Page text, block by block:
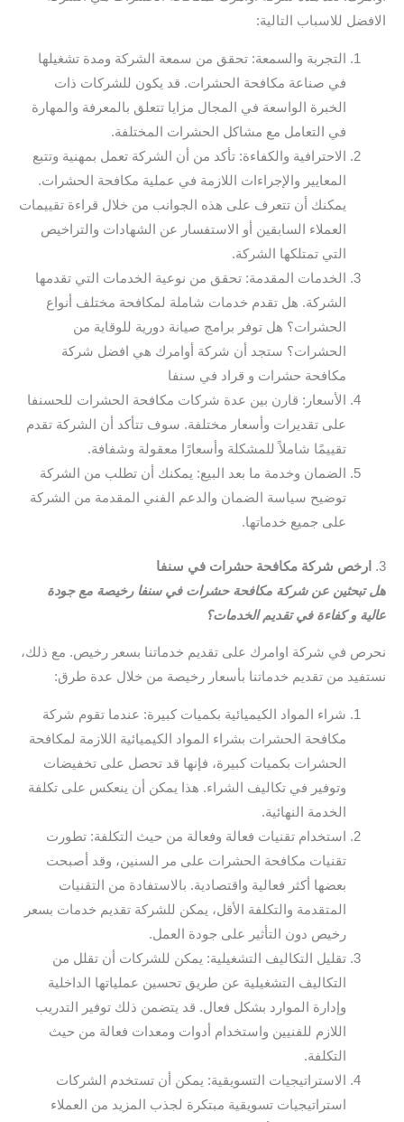
الافضل للاسباب التالية:
التجربة والسمعة: تحقق من سمعة الشركة ومدة تشغيلها
في صناعة مكافحة الحشرات. قد يكون للشركات ذات
الخبرة الواسعة في المجال مزايا تتعلق بالمعرفة والمهارة
في التعامل مع مشاكل الحشرات المختلفة.
الاحترافية والكفاءة: تأكد من أن الشركة تعمل بمهنية وتتبع
المعايير والإجراءات اللازمة في عملية مكافحة الحشرات.
يمكنك أن تتعرف على هذه الجوانب من خلال قراءة تقييمات
العملاء السابقين أو الاستفسار عن الشهادات والتراخيص
التي تمتلكها الشركة.
الخدمات المقدمة: تحقق من نوعية الخدمات التي تقدمها
الشركة. هل تقدم خدمات شاملة لمكافحة مختلف أنواع
الحشرات؟ هل توفر برامج صيانة دورية للوقاية من
الحشرات؟ ستجد أن شركة أوامرك هي افضل شركة
مكافحة حشرات و قراد في سنفا
الأسعار: قارن بين عدة شركات مكافحة الحشرات للحسنفا
على تقديرات وأسعار مختلفة. سوف تتأكد أن الشركة تقدم
تقييمًا شاملاً للمشكلة وأسعارًا معقولة وشفافة.
الضمان وخدمة ما بعد البيع: يمكنك أن تطلب من الشركة
توضيح سياسة الضمان والدعم الفني المقدمة من الشركة
على جميع خدماتها.
3.
ارخص شركة مكافحة حشرات في سنفا
هل تبحثين عن شركة مكافحة حشرات في سنفا رخيصة مع جودة
عالية و كفاءة في تقديم الخدمات؟
نحرص في شركة اوامرك على تقديم خدماتنا بسعر رخيص. مع ذلك،
نستفيد من تقديم خدماتنا بأسعار رخيصة من خلال عدة طرق:
شراء المواد الكيميائية بكميات كبيرة: عندما تقوم شركة
مكافحة الحشرات بشراء المواد الكيميائية اللازمة لمكافحة
الحشرات بكميات كبيرة، فإنها قد تحصل على تخفيضات
وتوفير في تكاليف الشراء. هذا يمكن أن ينعكس على تكلفة
الخدمة النهائية.
استخدام تقنيات فعالة وفعالة من حيث التكلفة: تطورت
تقنيات مكافحة الحشرات على مر السنين، وقد أصبحت
بعضها أكثر فعالية واقتصادية. بالاستفادة من التقنيات
المتقدمة والتكلفة الأقل، يمكن للشركة تقديم خدمات بسعر
رخيص دون التأثير على جودة العمل.
تقليل التكاليف التشغيلية: يمكن للشركات أن تقلل من
التكاليف التشغيلية عن طريق تحسين عملياتها الداخلية
وإدارة الموارد بشكل فعال. قد يتضمن ذلك توفير التدريب
اللازم للفنيين واستخدام أدوات ومعدات فعالة من حيث
التكلفة.
الاستراتيجيات التسويقية: يمكن أن تستخدم الشركات
استراتيجيات تسويقية مبتكرة لجذب المزيد من العملاء